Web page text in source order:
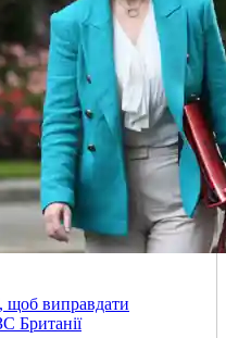
щоб виправдати
Британії